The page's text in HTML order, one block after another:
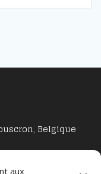
aux
Belgique